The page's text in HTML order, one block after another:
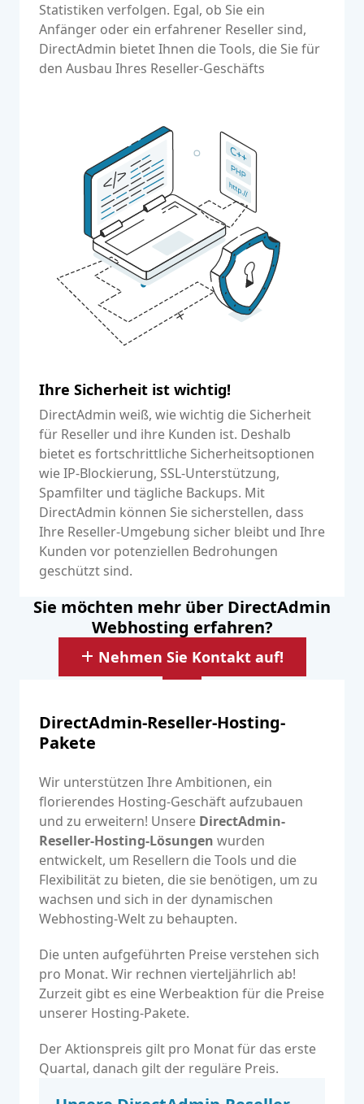
Statistiken verfolgen. Egal, ob Sie ein
Anfänger oder ein erfahrener Reseller sind,
DirectAdmin bietet Ihnen die Tools, die Sie für
den Ausbau Ihres Reseller-Geschäfts
Ihre Sicherheit ist wichtig!
DirectAdmin weiß, wie wichtig die Sicherheit
für Reseller und ihre Kunden ist. Deshalb
bietet es fortschrittliche Sicherheitsoptionen
wie IP-Blockierung, SSL-Unterstützung,
Spamfilter und tägliche Backups. Mit
DirectAdmin können Sie sicherstellen, dass
Ihre Reseller-Umgebung sicher bleibt und Ihre
Kunden vor potenziellen Bedrohungen
geschützt sind.
Sie möchten mehr über DirectAdmin
Webhosting erfahren?
Nehmen Sie Kontakt auf!
DirectAdmin-Reseller-Hosting-
Pakete
Wir unterstützen Ihre Ambitionen, ein
florierendes Hosting-Geschäft aufzubauen
und zu erweitern! Unsere DirectAdmin-
Reseller-Hosting-Lösungen wurden
entwickelt, um Resellern die Tools und die
Flexibilität zu bieten, die sie benötigen, um zu
wachsen und sich in der dynamischen
Webhosting-Welt zu behaupten.
Die unten aufgeführten Preise verstehen sich
pro Monat. Wir rechnen vierteljährlich ab!
Zurzeit gibt es eine Werbeaktion für die Preise
unserer Hosting-Pakete.
Der Aktionspreis gilt pro Monat für das erste
Quartal, danach gilt der reguläre Preis.